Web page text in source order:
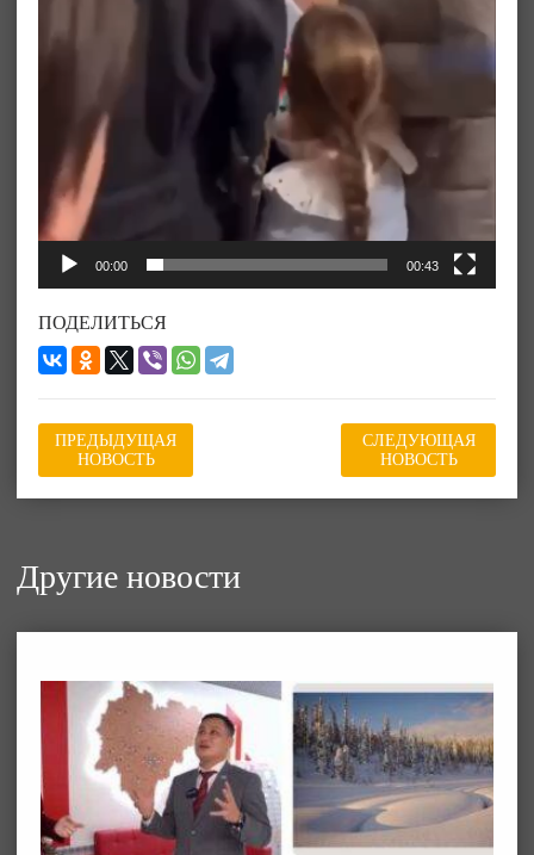
00:00 00:43
ПОДЕЛИТЬСЯ
ПРЕДЫДУЩАЯ
НОВОСТЬ
СЛЕДУЮЩАЯ
НОВОСТЬ
Другие новости